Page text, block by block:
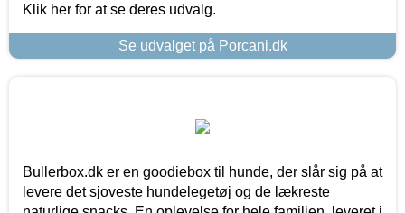
Klik her for at se deres udvalg.
Se udvalget på Porcani.dk
Bullerbox.dk er en goodiebox til hunde, der slår sig på at
levere det sjoveste hundelegetøj og de lækreste